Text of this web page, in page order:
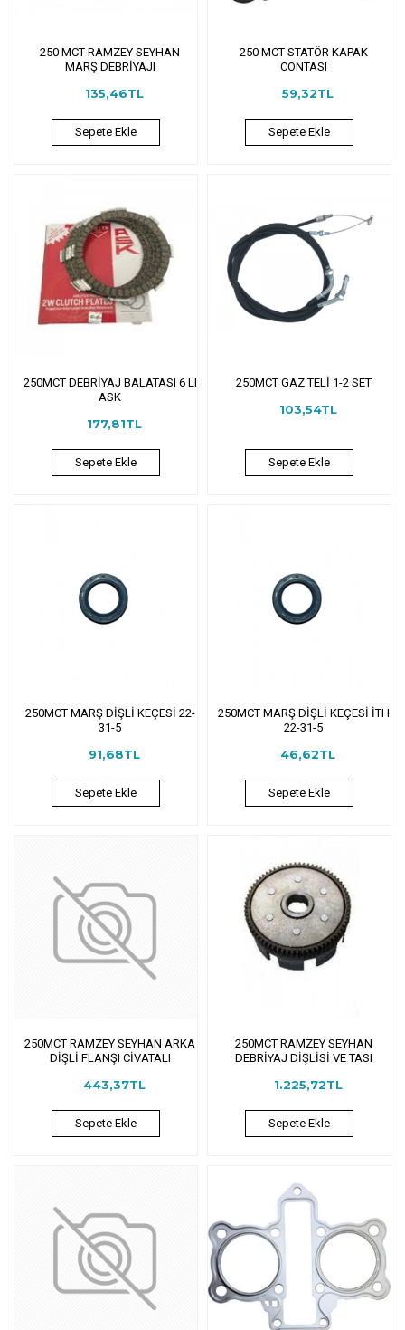
250 MCT RAMZEY SEYHAN
MARŞ DEBRİYAJI
135,46TL
Sepete Ekle
250 MCT STATÖR KAPAK
CONTASI
59,32TL
Sepete Ekle
250MCT DEBRİYAJ BALATASI 6 LI
ASK
177,81TL
Sepete Ekle
250MCT GAZ TELİ 1-2 SET
103,54TL
Sepete Ekle
250MCT MARŞ DİŞLİ KEÇESİ 22-
31-5
91,68TL
Sepete Ekle
250MCT MARŞ DİŞLİ KEÇESİ İTH
22-31-5
46,62TL
Sepete Ekle
250MCT RAMZEY SEYHAN ARKA
DİŞLİ FLANŞI CİVATALI
443,37TL
Sepete Ekle
250MCT RAMZEY SEYHAN
DEBRİYAJ DİŞLİSİ VE TASI
1.225,72TL
Sepete Ekle